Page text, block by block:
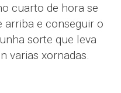
cuarto de hora se
e conseguir o
sorte que leva
varias xornadas.